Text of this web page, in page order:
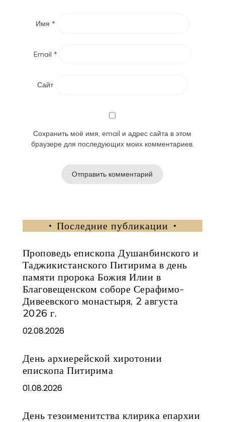
Имя *
Email *
Сайт
Сохранить моё имя, email и адрес сайта в этом
браузере для последующих моих комментариев.
Последние публикации
Проповедь епископа Душанбинского и
Таджикистанского Питирима в день
памяти пророка Божия Илии в
Благовещенском соборе Серафимо-
Дивеевского монастыря, 2 августа
2026 г.
02.08.2026
День архиерейской хиротонии
епископа Питирима
01.08.2026
День тезоименитства клирика епархии